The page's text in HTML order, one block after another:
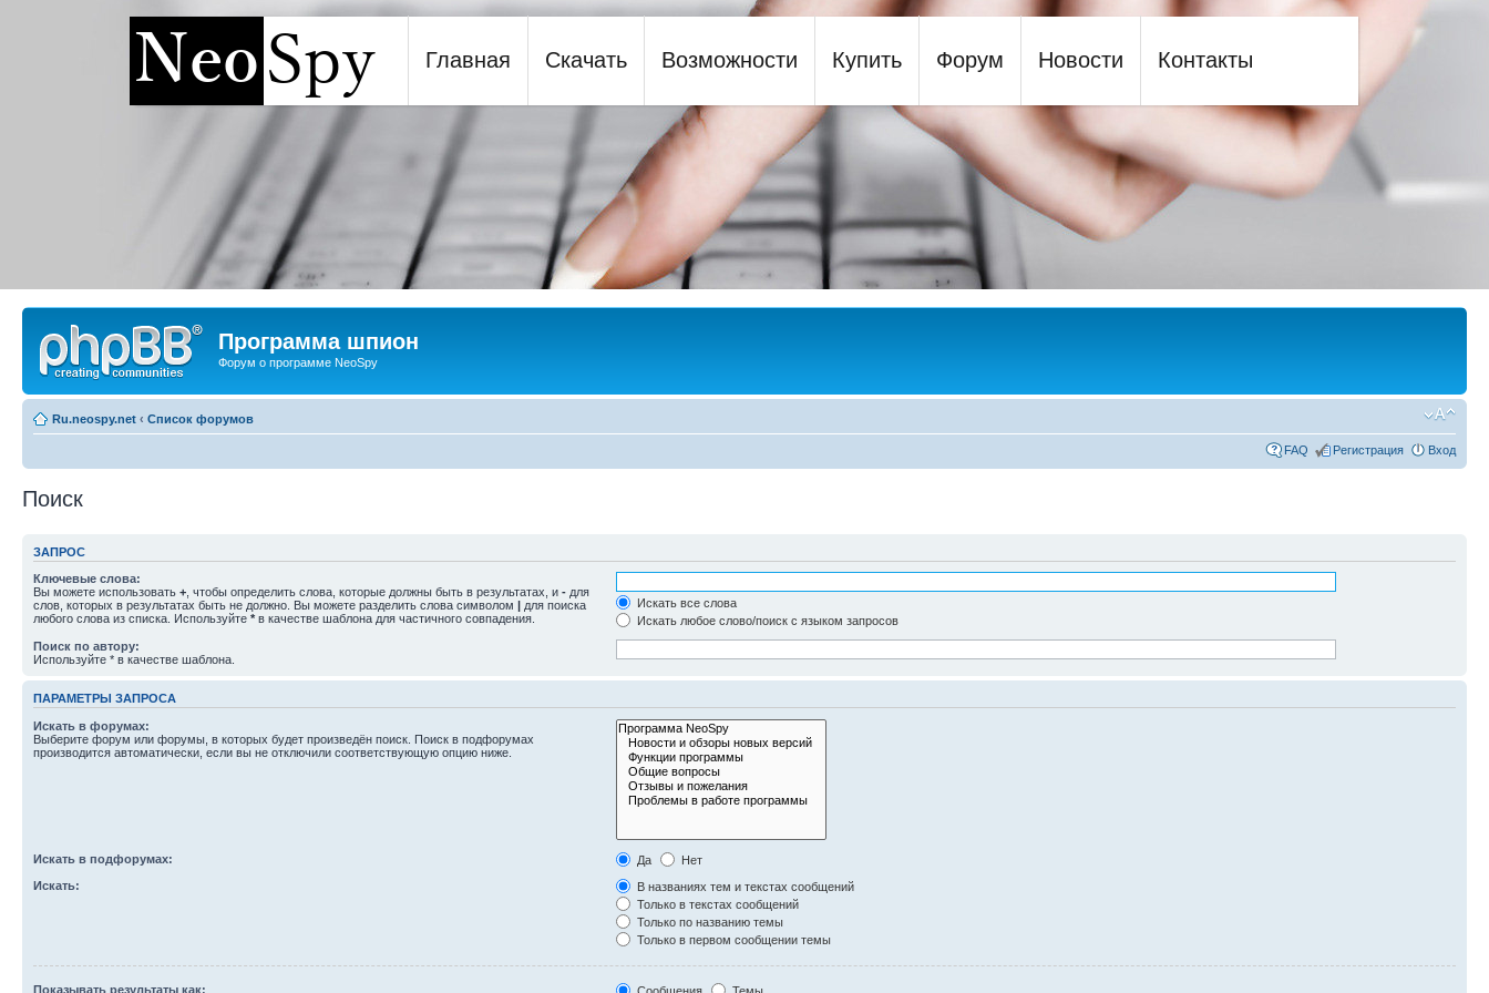
Программа шпион NeoSpy
Главная Скачать Возможности Купить Форум Новости Контакты
Программа шпион
Форум о программе NeoSpy
Ru.neospy.net ‹ Список форумов
FAQ Регистрация Вход
Поиск
ЗАПРОС
Ключевые слова:
Вы можете использовать + , чтобы определить слова, которые должны быть в результатах, и - для
слов, которых в результатах быть не должно. Вы можете разделить слова символом | для поиска
любого слова из списка. Используйте * в качестве шаблона для частичного совпадения.
Искать все слова
Искать любое слово/поиск с языком запросов
Поиск по автору:
Используйте * в качестве шаблона.
ПАРАМЕТРЫ ЗАПРОСА
Искать в форумах:
Выберите форум или форумы, в которых будет произведён поиск. Поиск в подфорумах
производится автоматически, если вы не отключили соответствующую опцию ниже.
Искать в подфорумах: Да
Нет
Искать:
В названиях тем и текстах сообщений
Только в текстах сообщений
Только по названию темы
Только в первом сообщении темы
Показывать результаты как: